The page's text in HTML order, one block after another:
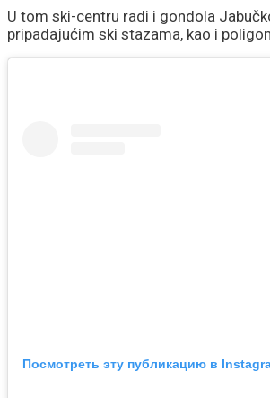
U tom ski-centru radi i gondola
pripadajućim ski stazama, kao i
Посмотреть эту публикацию в